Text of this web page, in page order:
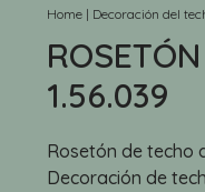
Home | Decoración del
1.56.039
Rosetón de techo
Decoración de